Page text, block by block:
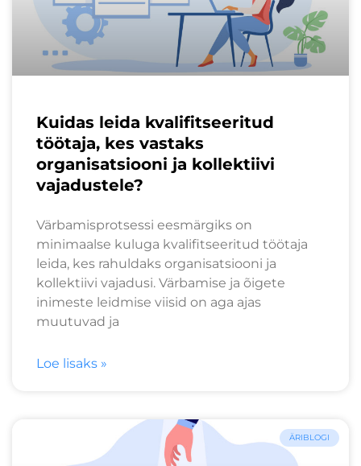
Kuidas leida kvalifitseeritud
töötaja, kes vastaks
organisatsiooni ja kollektiivi
vajadustele?
Värbamisprotsessi eesmärgiks on
minimaalse kuluga kvalifitseeritud töötaja
leida, kes rahuldaks organisatsiooni ja
kollektiivi vajadusi. Värbamise ja õigete
inimeste leidmise viisid on aga ajas
muutuvad ja
Loe lisaks »
ÄRIBLOGI